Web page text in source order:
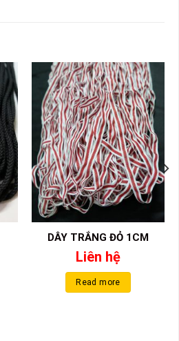
DÂY TRẮNG ĐỎ 1CM
Liên hệ
Read more